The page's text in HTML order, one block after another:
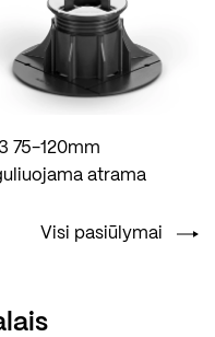
75-120mm
atrama
Visi pasiūlymai